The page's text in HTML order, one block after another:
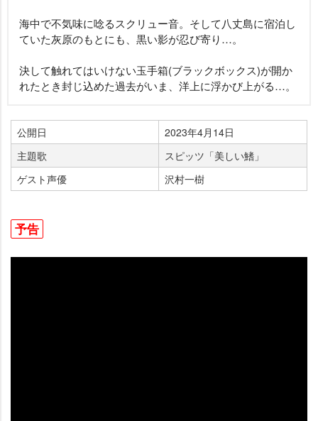
海中で不気味に唸るスクリュー音。そして八丈島に宿泊し
ていた灰原のもとにも、黒い影が忍び寄り…。
決して触れてはいけない玉手箱(ブラックボックス)が開か
れたとき封じ込めた過去がいま、洋上に浮かび上がる…。
公開日
2023年4月14日
主題歌
スピッツ「美しい鰭」
ゲスト声優
沢村一樹
予告